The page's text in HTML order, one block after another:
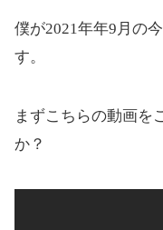
僕が2021年年9月の
す。
まずこちらの動画を
か？